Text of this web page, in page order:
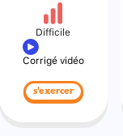
Difficile
Corrigé vidéo
s'exercer